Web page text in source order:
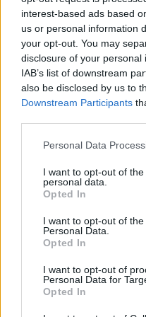
interest-based ads based
us or personal information
your opt-out. You may
disclosure of your
IAB’s list of downstream
also be disclosed by us to
Downstream Participants
Personal Data
I want to opt-out of
personal data.
Opted In
I want to opt-out of
Personal Data.
Opted In
I want to opt-out of
Personal Data for
Opted In
aponte - 2 de Outubro, 2022
Reportagem no ginásio RF`s
recolhas, onde são
instrutores e clientes.
GNR – Regresso
aponte - 27 de Setembro, 2022
Sensibilizar para a
comportamentos inclusivos
comportamentos desviantes
Reportagem –
Reportagem no ginásio RF`s
recolhas, onde são